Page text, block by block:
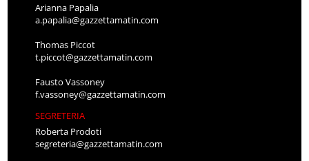
Arianna Papalia
a.papalia@gazzettamatin.com
Thomas Piccot
t.piccot@gazzettamatin.com
Fausto Vassoney
f.vassoney@gazzettamatin.com
SEGRETERIA
Roberta Prodoti
segreteria@gazzettamatin.com